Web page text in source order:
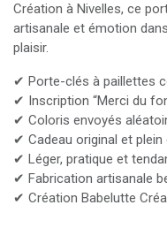
Création à Nivelles, ce
artisanale et émotion
plaisir.
✔ Porte-clés à paillettes
✔ Inscription “Merci du
✔ Coloris envoyés
✔ Cadeau original et plein
✔ Léger, pratique et
✔ Fabrication artisanale
✔ Création Babelutte